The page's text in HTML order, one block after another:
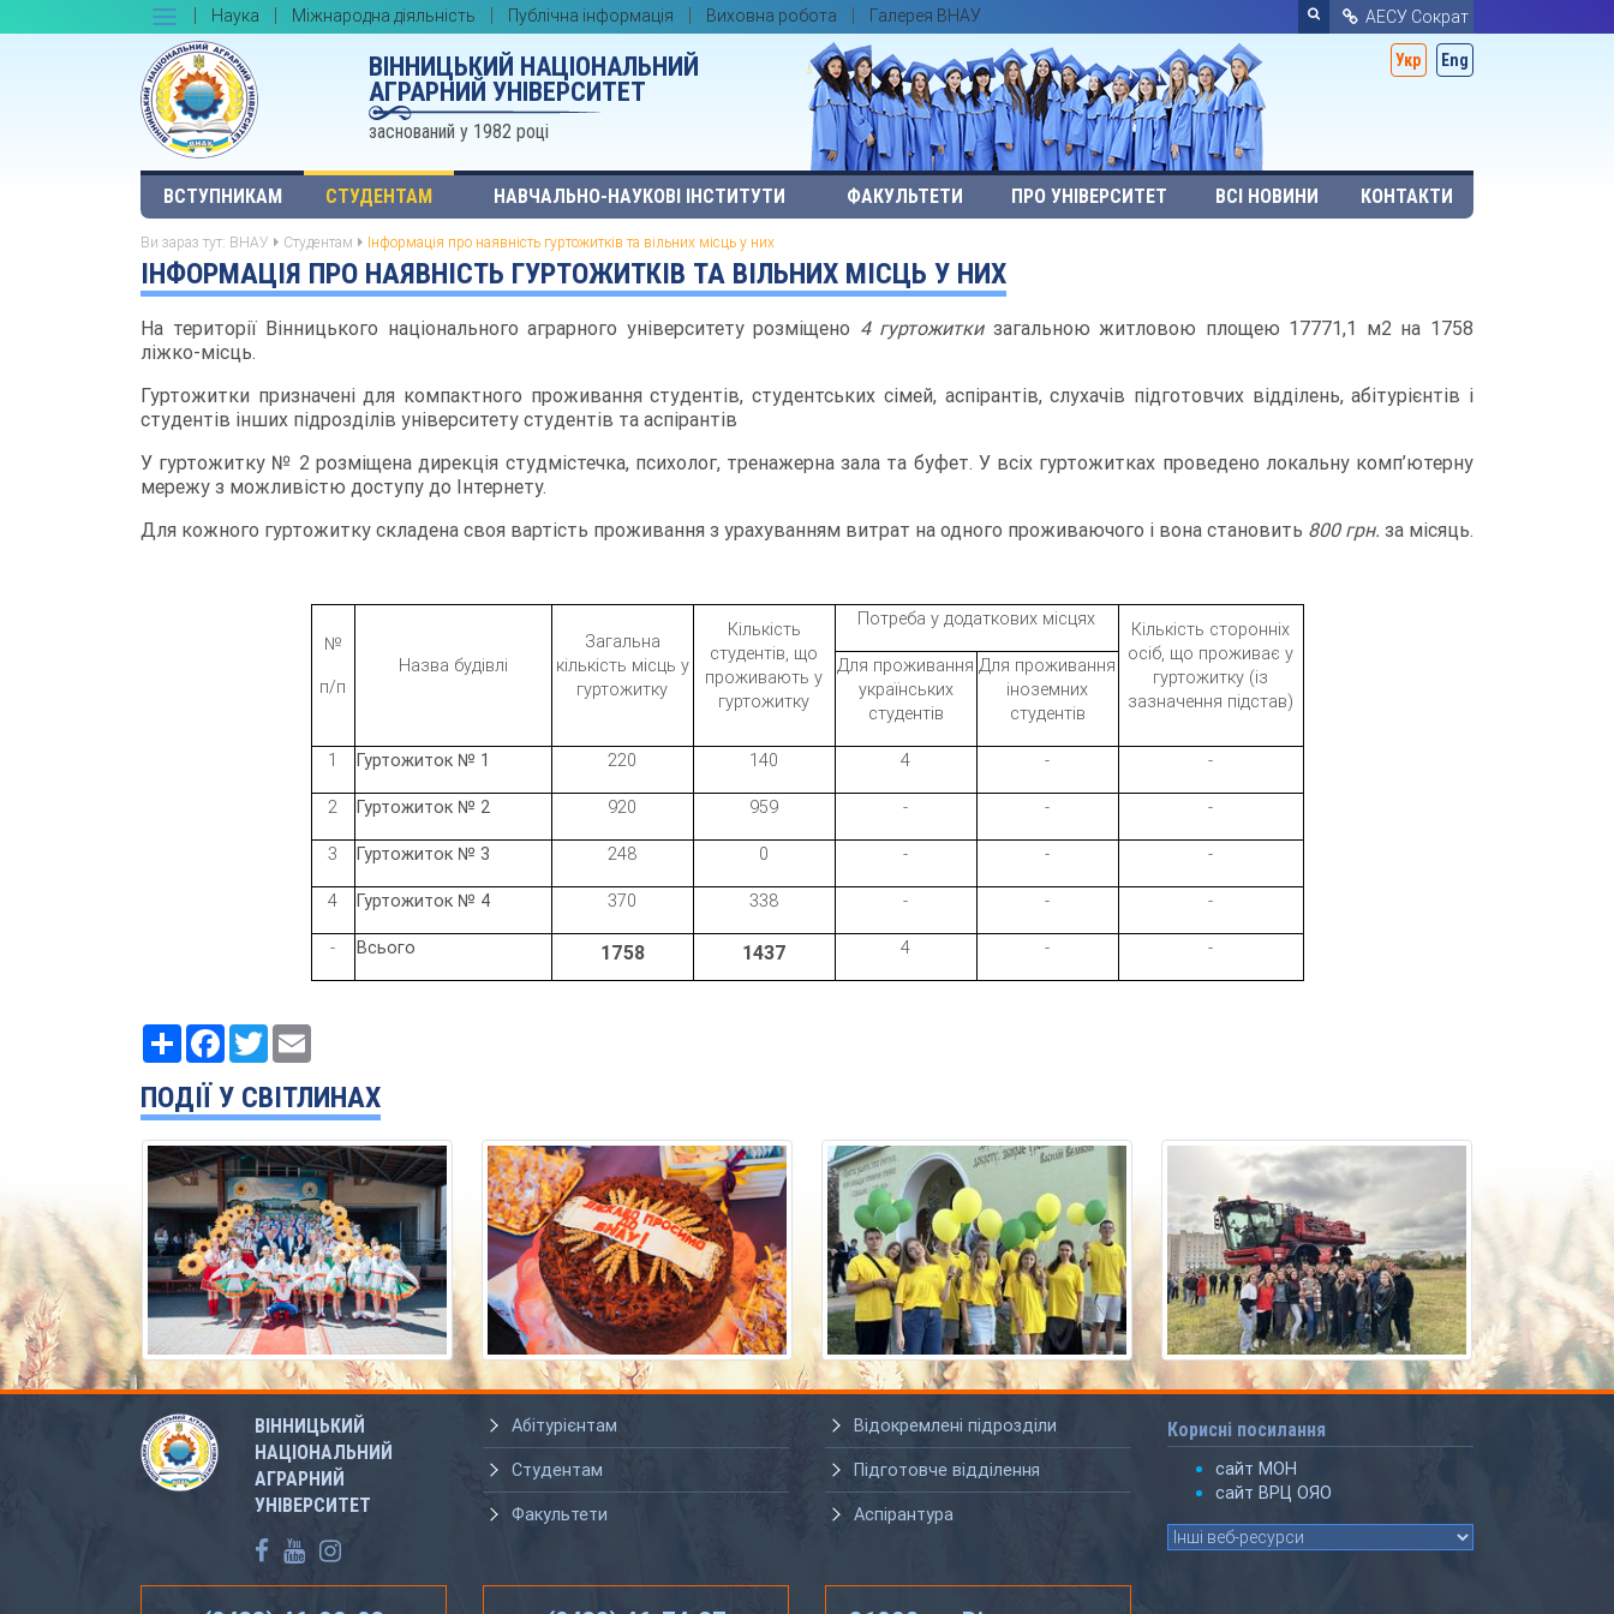
Наука Міжнародна діяльність Публічна інформація Виховна робота Галерея ВНАУ АЕСУ Сократ
ВІННИЦЬКИЙ НАЦІОНАЛЬНИЙ
АГРАРНИЙ УНІВЕРСИТЕТ
заснований у 1982 році
Укр Eng
ВСТУПНИКАМ СТУДЕНТАМ НАВЧАЛЬНО-НАУКОВІ ІНСТИТУТИ ФАКУЛЬТЕТИ ПРО УНІВЕРСИТЕТ ВСІ НОВИНИ КОНТАКТИ
Ви зараз тут: ВНАУ Студентам Інформація про наявність гуртожитків та вільних місць у них
ІНФОРМАЦІЯ ПРО НАЯВНІСТЬ ГУРТОЖИТКІВ ТА ВІЛЬНИХ МІСЦЬ У НИХ
На території Вінницького національного аграрного університету розміщено 4 гуртожиткизагальною житловою площею 17771,1 м2 на 1758
ліжко-місць.
Гуртожитки призначені для компактного проживання студентів, студентських сімей, аспірантів, слухачів підготовчих відділень, абітурієнтів і
студентів інших підрозділів університету студентів та аспірантів
У гуртожитку № 2 розміщена дирекція студмістечка, психолог, тренажерна зала та буфет. У всіх гуртожитках проведено локальну комп’ютерну
мережу з можливістю доступу до Інтернету.
Для кожного гуртожитку складена своя вартість проживання з урахуванням витрат на одного проживаючого і вона становить 800 грн. за місяць.
№
п/п
Назва будівлі
Загальна
кількість місць у
гуртожитку
Кількість
студентів, що
проживають у
гуртожитку
Потреба у додаткових місцях
Кількість сторонніх
осіб, що проживає у
гуртожитку (із
зазначення підстав)
Для проживання
українських
студентів
Для проживання
іноземних
студентів
1 Гуртожиток № 1 220 140 4 - -
2 Гуртожиток № 2 920 959 - - -
3 Гуртожиток № 3 248 0 - - -
4 Гуртожиток № 4 370 338 - - -
- Всього 1758 1437 4 - -
РесурсFacebook
Twitter
ПОДІЇ У СВІТЛИНАХ
ВІННИЦЬКИЙ
НАЦІОНАЛЬНИЙ
АГРАРНИЙ
УНІВЕРСИТЕТ
Абітурієнтам
Студентам
Факультети
Відокремлені підрозділи
Підготовче відділення
Аспірантура
Корисні посилання
сайт МОН
сайт ВРЦ ОЯО